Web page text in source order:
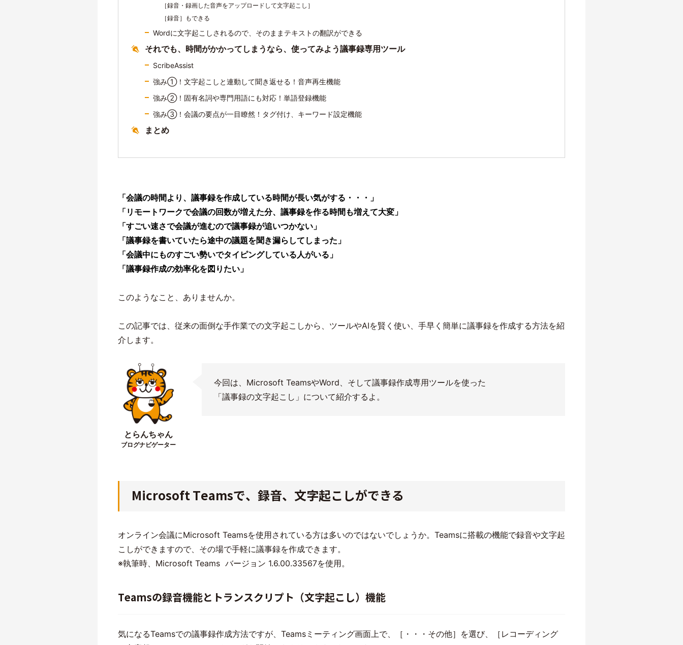
［録音・録画した音声をアップロードして文字起こし］
［録音］もできる
Wordに文字起こしされるので、そのままテキストの翻訳ができる
それでも、時間がかかってしまうなら、使ってみよう議事録専用ツール
ScribeAssist
強み①！文字起こしと連動して聞き返せる！音声再生機能
強み②！固有名詞や専門用語にも対応！単語登録機能
強み③！会議の要点が一目瞭然！タグ付け、キーワード設定機能
まとめ
「会議の時間より、議事録を作成している時間が長い気がする・・・」
「リモートワークで会議の回数が増えた分、議事録を作る時間も増えて大変」
「すごい速さで会議が進むので議事録が追いつかない」
「議事録を書いていたら途中の議題を聞き漏らしてしまった」
「会議中にものすごい勢いでタイピングしている人がいる」
「議事録作成の効率化を図りたい」
このようなこと、ありませんか。
この記事では、従来の面倒な手作業での文字起こしから、ツールやAIを賢く使い、手早く簡単に議事録を作成する方法を紹
介します。
とらんちゃん
ブログナビゲーター
今回は、Microsoft TeamsやWord、そして議事録作成専用ツールを使った
「議事録の文字起こし」について紹介するよ。
Microsoft Teamsで、録音、文字起こしができる
オンライン会議にMicrosoft Teamsを使用されている方は多いのではないでしょうか。Teamsに搭載の機能で録音や文字起
こしができますので、その場で手軽に議事録を作成できます。
※執筆時、Microsoft Teams バージョン 1.6.00.33567を使用。
Teamsの録音機能とトランスクリプト（文字起こし）機能
気になるTeamsでの議事録作成方法ですが、Teamsミーティング画面上で、［・・・その他］を選び、［レコーディング